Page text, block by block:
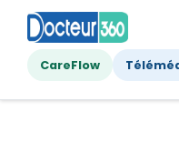
CareFlow